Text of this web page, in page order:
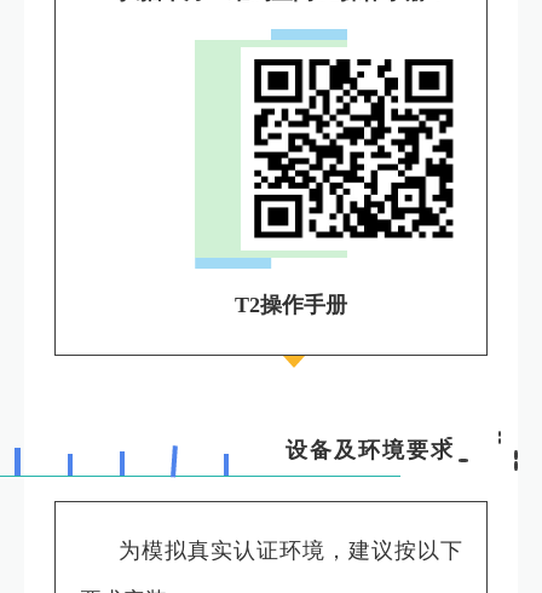
T2操作手册
设备及环境要求
为模拟真实认证环境，建议按以下